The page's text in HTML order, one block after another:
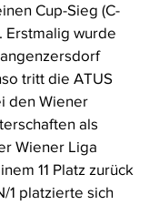
Cup-Sieg (C-
Erstmalig wurde
tritt die ATUS
den Wiener
als
Wiener Liga
11 Platz zurück
1 platzierte sich